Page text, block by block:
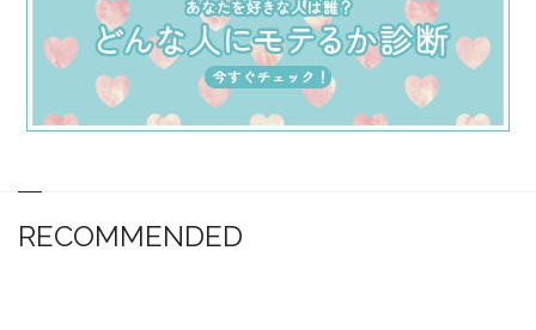
RECOMMENDED